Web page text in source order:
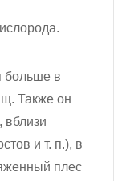
больше в
Также он
вблизи
и т. п.), в
плес